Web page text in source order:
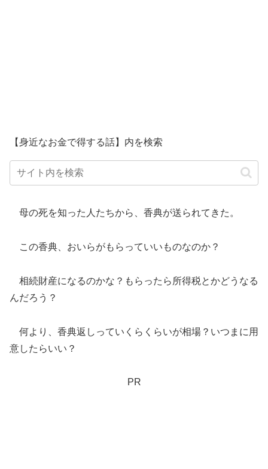
【身近なお金で得する話】内を検索
母の死を知った人たちから、香典が送られてきた。
この香典、おいらがもらっていいものなのか？
相続財産になるのかな？もらったら所得税とかどうなる
んだろう？
何より、香典返しっていくらくらいが相場？いつまに用
意したらいい？
PR